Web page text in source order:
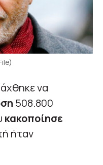
να
508.800
κακοποίησε
ήταν